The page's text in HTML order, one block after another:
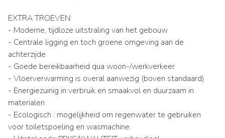
EXTRA TROEVEN:
- Moderne, tijdloze uitstraling van het gebouw
- Centrale ligging en toch groene omgeving aan de
achterzijde
- Goede bereikbaarheid qua woon-/werkverkeer
- Vloerverwarming is overal aanwezig (boven standaard)
- Energiezuinig in verbruik en smaakvol en duurzaam in
materialen
- Ecologisch : mogelijkheid om regenwater te gebruiken
voor toiletspoeling en wasmachine.